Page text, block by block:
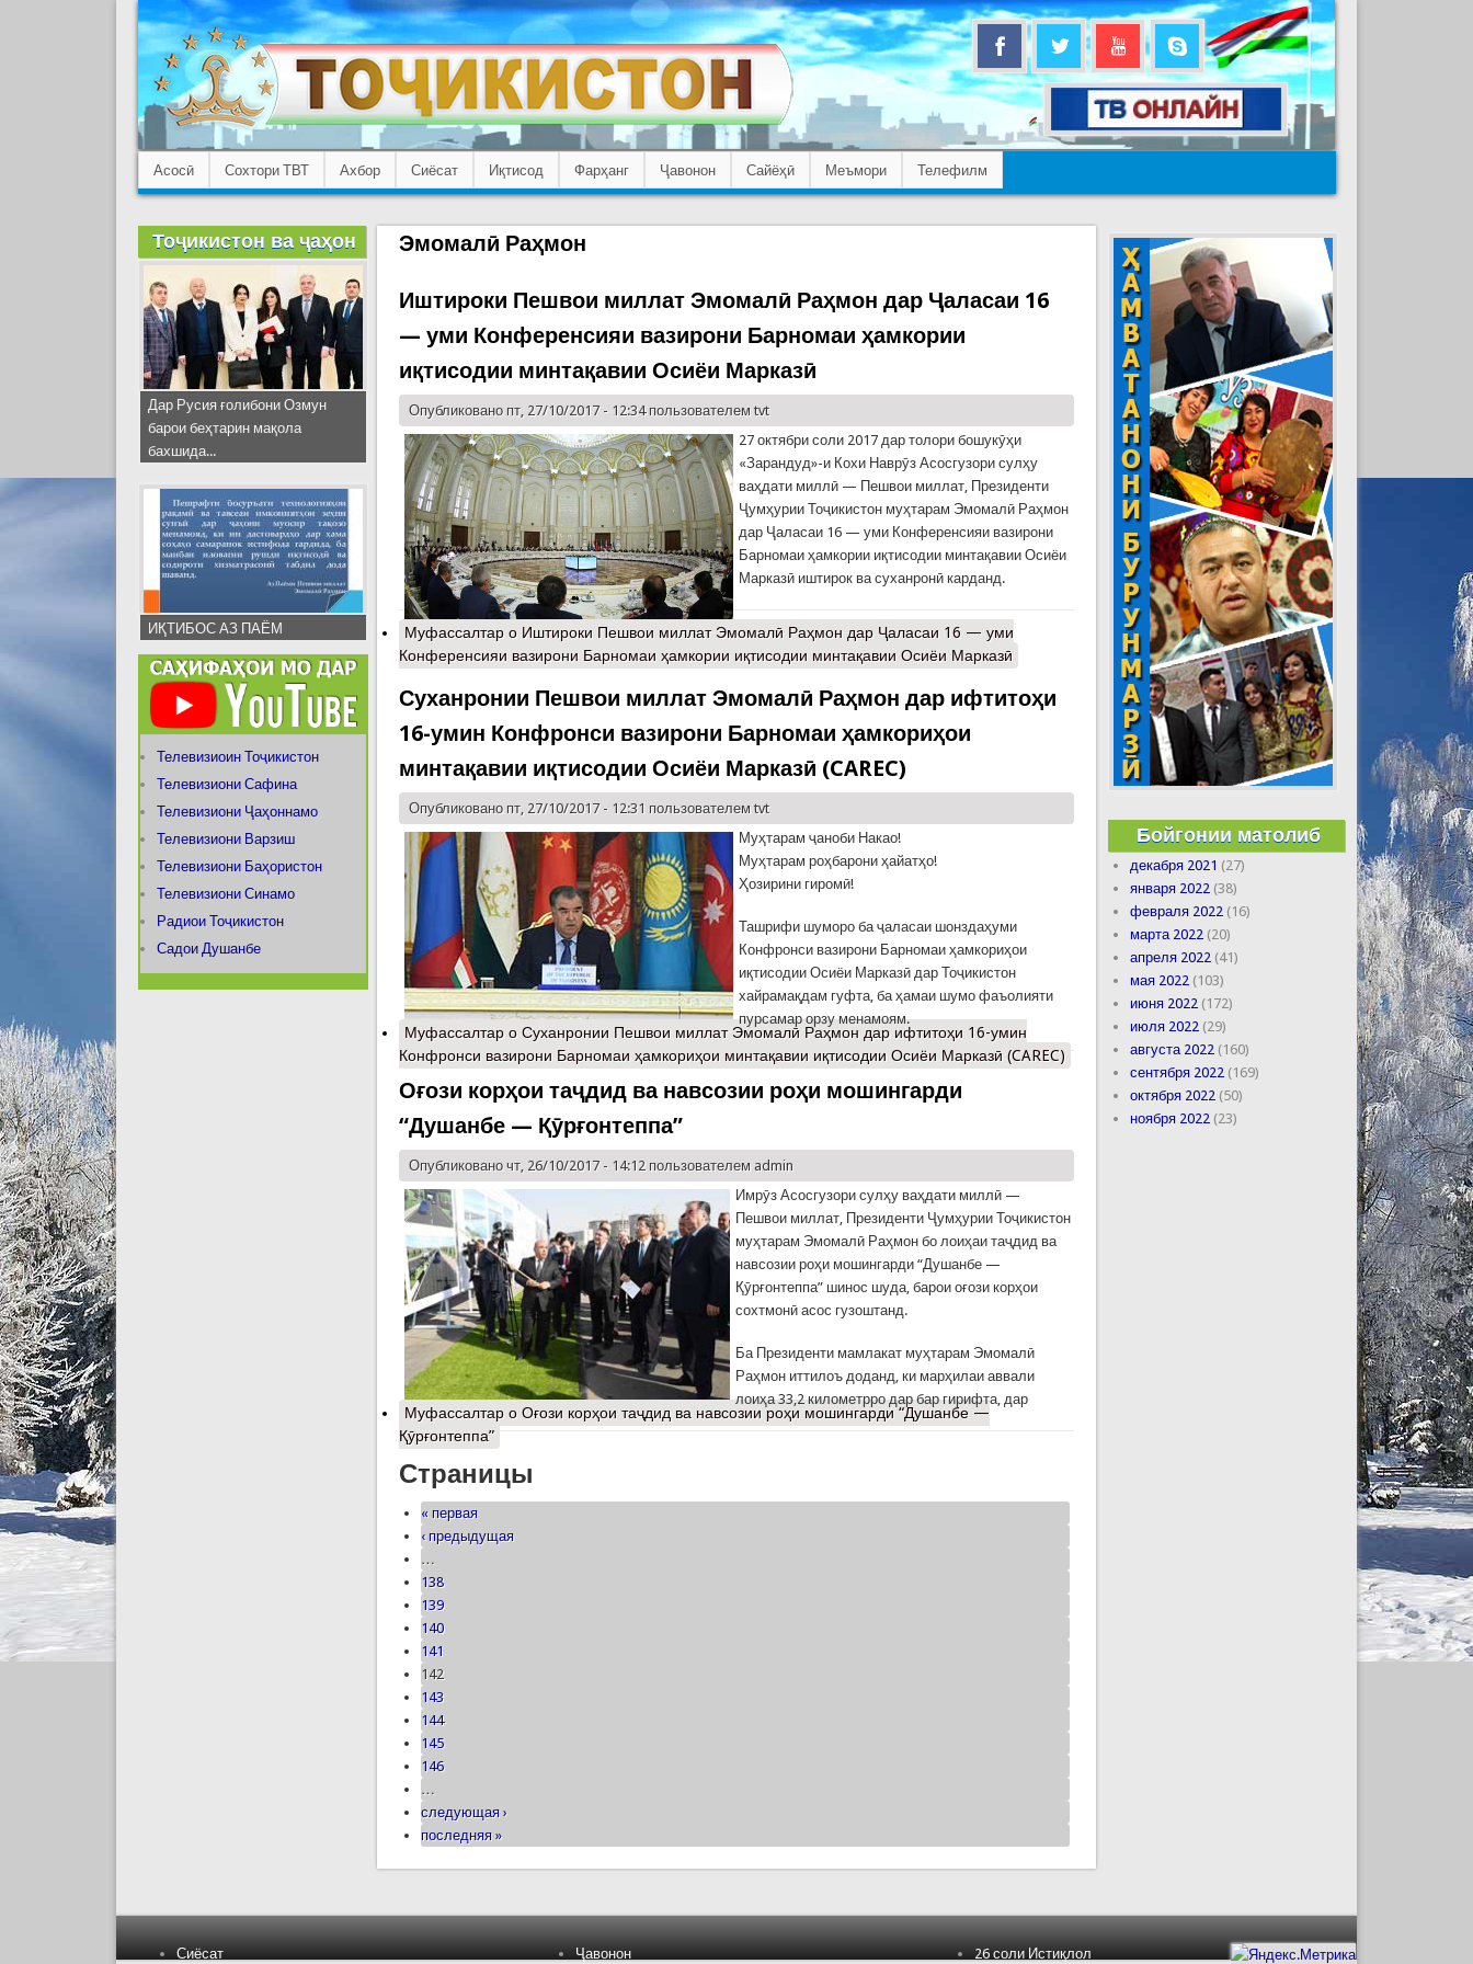
Асосӣ Сохтори ТВТ Ахбор Сиёсат Иқтисод Фарҳанг Ҷавонон Сайёҳӣ Меъмори Телефилм
Эмомалӣ Раҳмон
Иштироки Пешвои миллат Эмомалӣ Раҳмон дар Ҷаласаи 16
— уми Конференсияи вазирони Барномаи ҳамкории
иқтисодии минтақавии Осиёи Марказӣ
Опубликовано пт, 27/10/2017 - 12:34 пользователемtvt
27 октябри соли 2017 дар толори бошукӯҳи
«Зарандуд»-и Кохи Наврӯз Асосгузори сулҳу
ваҳдати миллӣ — Пешвои миллат, Президенти
Ҷумҳурии Тоҷикистон муҳтарам Эмомалӣ Раҳмон
дар Ҷаласаи 16 — уми Конференсияи вазирони
Барномаи ҳамкории иқтисодии минтақавии Осиёи
Марказӣ иштирок ва суханронӣ карданд.
Муфассалтар о Иштироки Пешвои миллат Эмомалӣ Раҳмон дар Ҷаласаи 16 — уми
Конференсияи вазирони Барномаи ҳамкории иқтисодии минтақавии Осиёи Марказӣ
Суханронии Пешвои миллат Эмомалӣ Раҳмон дар ифтитоҳи
16-умин Конфронси вазирони Барномаи ҳамкориҳои
минтақавии иқтисодии Осиёи Марказӣ (CAREC)
Опубликовано пт, 27/10/2017 - 12:31 пользователемtvt
Муҳтарам ҷаноби Накао!
Муҳтарам роҳбарони ҳайатҳо!
Ҳозирини гиромӣ!
Ташрифи шуморо ба ҷаласаи шонздаҳуми
Конфронси вазирони Барномаи ҳамкориҳои
иқтисодии Осиёи Марказӣ дар Тоҷикистон
хайрамақдам гуфта, ба ҳамаи шумо фаъолияти
пурсамар орзу менамоям.
Муфассалтар о Суханронии Пешвои миллат Эмомалӣ Раҳмон дар ифтитоҳи 16-умин
Конфронси вазирони Барномаи ҳамкориҳои минтақавии иқтисодии Осиёи Марказӣ (CAREC)
Оғози корҳои таҷдид ва навсозии роҳи мошингарди
“Душанбе — Қӯрғонтеппа”
Опубликовано чт, 26/10/2017 - 14:12 пользователем admin
Имрӯз Асосгузори сулҳу ваҳдати миллӣ —
Пешвои миллат, Президенти Ҷумҳурии Тоҷикистон
муҳтарам Эмомалӣ Раҳмон бо лоиҳаи таҷдид ва
навсозии роҳи мошингарди “Душанбе —
Қӯрғонтеппа” шинос шуда, барои оғози корҳои
сохтмонӣ асос гузоштанд.
Ба Президенти мамлакат муҳтарам Эмомалӣ
Раҳмон иттилоъ доданд, ки марҳилаи аввали
лоиҳа 33,2 километрро дар бар гирифта, дар
Муфассалтар о Оғози корҳои таҷдид ва навсозии роҳи мошингарди “Душанбе —
Қӯрғонтеппа”
Страницы
« первая
‹ предыдущая
…
138
139
140
141
142
143
144
145
146
…
следующая ›
последняя »
Тоҷикистон ва ҷаҳон
Дар Русия ғолибони Озмун
барои беҳтарин мақола
бахшида...
ИҚТИБОС АЗ ПАЁМ
Телевизиоин Тоҷикистон
Телевизиони Сафина
Телевизиони Ҷаҳоннамо
Телевизиони Варзиш
Телевизиони Баҳористон
Телевизиони Синамо
Радиои Тоҷикистон
Садои Душанбе
Бойгонии матолиб
декабря 2021 (27)
января 2022 (38)
февраля 2022 (16)
марта 2022 (20)
апреля 2022 (41)
мая 2022 (103)
июня 2022 (172)
июля 2022 (29)
августа 2022 (160)
сентября 2022 (169)
октября 2022 (50)
ноября 2022 (23)
Сиёсат Ҷавонон 26 соли Истиқлол